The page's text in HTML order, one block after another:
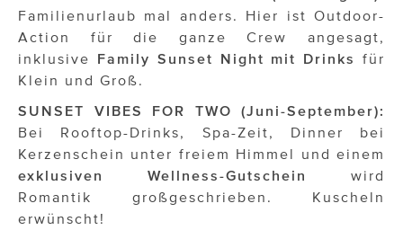
Familienurlaub mal anders. Hier ist Outdoor-
Action für die ganze Crew angesagt,
inklusive Family Sunset Night mit Drinks
für
Klein und Groß.
SUNSET VIBES FOR TWO (Juni-September):
Bei Rooftop-Drinks, Spa-Zeit, Dinner bei
Kerzenschein unter freiem Himmel und einem
exklusiven Wellness-Gutschein
wird
Romantik großgeschrieben. Kuscheln
erwünscht!